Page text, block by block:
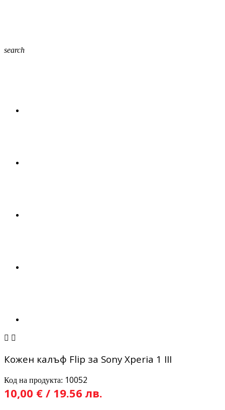
search
 
Кожен калъф Flip за Sony Xperia 1 III
Код на продукта: 10052
10,00 € / 19.56 лв.